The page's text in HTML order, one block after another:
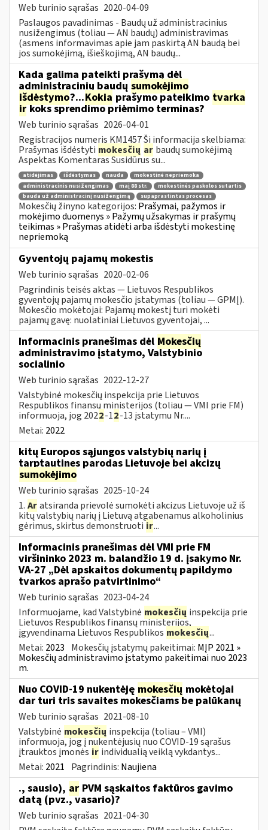
Web turinio sąrašas 2020-04-09
Paslaugos pavadinimas - Baudų už administracinius
nusižengimus (toliau — AN baudų) administravimas
(asmens informavimas apie jam paskirtą AN baudą bei
jos sumokėjimą, išieškojimą, AN baudų...
Kada galima pateikti prašymą dėl
administracinių baudų sumokėjimo
išdėstymo?...Kokia prašymo pateikimo tvarka
irkoks sprendimo priėmimo terminas?
Web turinio sąrašas 2026-04-01
Registracijos numeris KM1457 Ši informacija skelbiama:
Prašymas išdėstyti mokesčių ar baudų sumokėjimą
Aspektas Komentaras Susidūrus su...
atidėjimas išdėstymas nauda
mokestinė nepriemoka
administracinis nusižengimas
maį 88 str.
mokestinės paskolos sutartis
bauda už administracinį nusižengimą
supaprastintas procesas
Mokesčių žinyno kategorijos: Prašymai, pažymos ir
mokėjimo duomenys » Pažymų užsakymas ir prašymų
teikimas » Prašymas atidėti arba išdėstyti mokestinę
nepriemoką
Gyventojų pajamų mokestis
Web turinio sąrašas 2020-02-06
Pagrindinis teisės aktas — Lietuvos Respublikos
gyventojų pajamų mokesčio įstatymas (toliau — GPMĮ).
Mokesčio mokėtojai: Pajamų mokestį turi mokėti
pajamų gavę: nuolatiniai Lietuvos gyventojai, ...
Informacinis pranešimas dėl Mokesčių
administravimo įstatymo, Valstybinio
socialinio
Web turinio sąrašas 2022-12-27
Valstybinė mokesčių inspekcija prie Lietuvos
Respublikos finansų ministerijos (toliau — VMI prie FM)
informuoja, jog 2022-12-13 įstatymu Nr....
Metai: 2022
kitų Europos sąjungos valstybių narių į
tarptautines parodas Lietuvoje bei akcizų
sumokėjimo
Web turinio sąrašas 2025-10-24
1. Aratsiranda prievolė sumokėti akcizus Lietuvoje už iš
kitų valstybių narių į Lietuvą atgabenamus alkoholinius
gėrimus, skirtus demonstruoti ir...
Informacinis pranešimas dėl VMI prie FM
viršininko 2023 m. balandžio 19 d. įsakymo Nr.
VA-27 „Dėl apskaitos dokumentų papildymo
tvarkos aprašo patvirtinimo“
Web turinio sąrašas 2023-04-24
Informuojame, kad Valstybinė mokesčių inspekcija prie
Lietuvos Respublikos finansų ministerijos,
įgyvendinama Lietuvos Respublikos mokesčių...
Metai: 2023 Mokesčių įstatymų pakeitimai: MĮP 2021 »
Mokesčių administravimo įstatymo pakeitimai nuo 2023
m.
Nuo COVID-19 nukentėję mokesčių mokėtojai
dar turi tris savaites mokesčiams be palūkanų
Web turinio sąrašas 2021-08-10
Valstybinė mokesčių inspekcija (toliau – VMI)
informuoja, jog į nukentėjusių nuo COVID-19 sąrašus
įtrauktos įmonės ir individualią veiklą vykdantys...
Metai: 2021 Pagrindinis: Naujiena
., sausio), ar PVM sąskaitos faktūros gavimo
datą (pvz., vasario)?
Web turinio sąrašas 2021-04-30